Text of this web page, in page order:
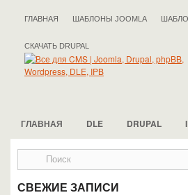
ГЛАВНАЯ ШАБЛОНЫ JOOMLA
СКАЧАТЬ DRUPAL
ГЛАВНАЯ DLE DRUPAL
СВЕЖИЕ ЗАПИСИ